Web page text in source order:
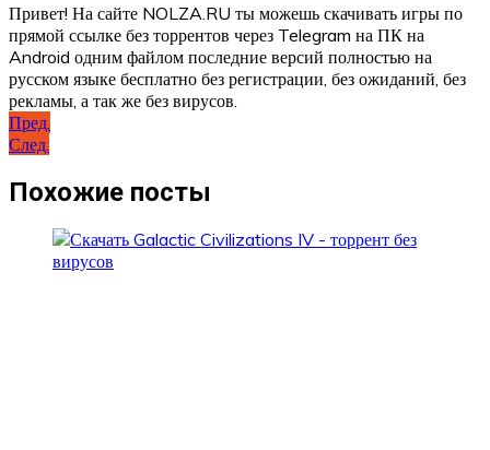
Привет! На сайте NOLZA.RU ты можешь скачивать игры по
прямой ссылке без торрентов через Telegram на ПК на
Android одним файлом последние версий полностью на
русском языке бесплатно без регистрации, без ожиданий, без
рекламы, а так же без вирусов.
Навигация
по
записям
Пред.
След.
Похожие посты